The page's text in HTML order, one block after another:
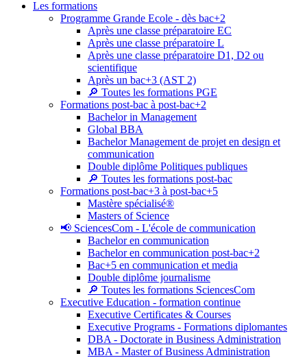
Les formations
Programme Grande Ecole - dès bac+2
Après une classe préparatoire EC
Après une classe préparatoire L
Après une classe préparatoire D1, D2 ou
scientifique
Après un bac+3 (AST 2)
🔎 Toutes les formations PGE
Formations post-bac à post-bac+2
Bachelor in Management
Global BBA
Bachelor Management de projet en design et
communication
Double diplôme Politiques publiques
🔎 Toutes les formations post-bac
Formations post-bac+3 à post-bac+5
Mastère spécialisé®
Masters of Science
📢 SciencesCom - L'école de communication
Bachelor en communication
Bachelor en communication post-bac+2
Bac+5 en communication et media
Double diplôme journalisme
🔎 Toutes les formations SciencesCom
Executive Education - formation continue
Executive Certificates & Courses
Executive Programs - Formations diplomantes
DBA - Doctorate in Business Administration
MBA - Master of Business Administration